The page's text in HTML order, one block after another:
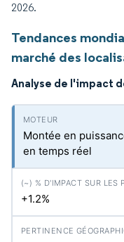
2026.
Tendances
marché des
Analyse de l'impact
Montée en
en temps réel
+1.2%